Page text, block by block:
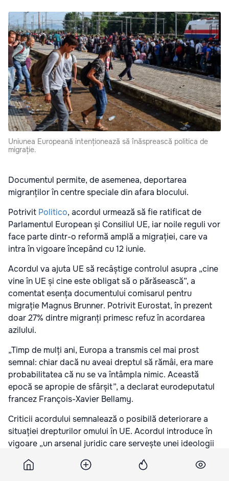
Uniunea Europeană intenționează să înăsprească politica de
migrație.
Documentul permite, de asemenea, deportarea
migranților în centre speciale din afara blocului.
Potrivit Politico, acordul urmează să fie ratificat de
Parlamentul European și Consiliul UE, iar noile reguli vor
face parte dintr-o reformă amplă a migrației, care va
intra în vigoare începând cu 12 iunie.
Acordul va ajuta UE să recâștige controlul asupra „cine
vine în UE și cine este obligat să o părăsească”, a
comentat esența documentului comisarul pentru
migrație Magnus Brunner. Potrivit Eurostat, în prezent
doar 27% dintre migranți primesc refuz în acordarea
azilului.
„Timp de mulți ani, Europa a transmis cel mai prost
semnal: chiar dacă nu aveai dreptul să rămâi, era mare
probabilitatea că nu se va întâmpla nimic. Această
epocă se apropie de sfârșit”, a declarat eurodeputatul
francez François-Xavier Bellamy.
Criticii acordului semnalează o posibilă deteriorare a
situației drepturilor omului în UE. Acordul introduce în
vigoare „un arsenal juridic care servește unei ideologii
Melissa Camara. Inițiativa de înăsprire a legislației